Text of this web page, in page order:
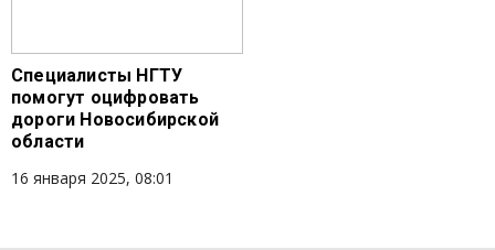
Специалисты НГТУ
помогут оцифровать
дороги Новосибирской
области
16 января 2025, 08:01